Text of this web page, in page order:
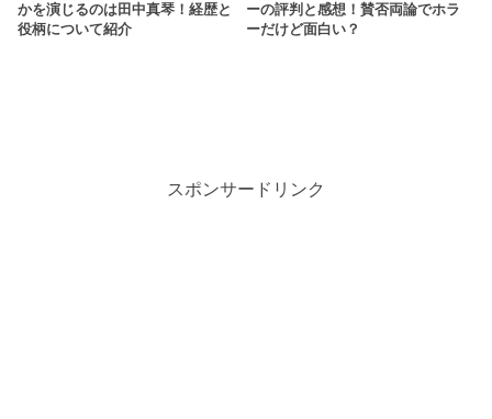
かを演じるのは田中真琴！経歴と
役柄について紹介
ーの評判と感想！賛否両論でホラ
ーだけど面白い？
スポンサードリンク